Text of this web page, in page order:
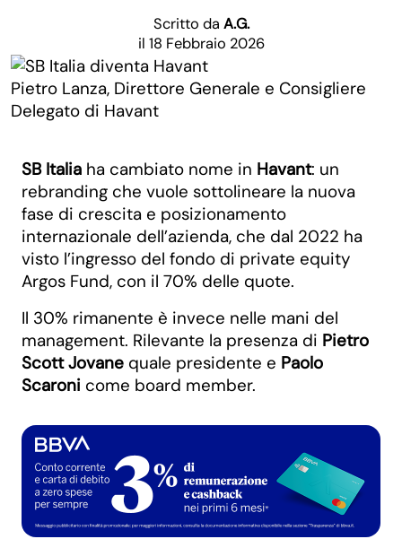
Scritto da A.G.
il 18 Febbraio 2026
Pietro Lanza, Direttore Generale e Consigliere
Delegato di Havant
SB Italia ha cambiato nome in Havant: un
rebranding che vuole sottolineare la nuova
fase di crescita e posizionamento
internazionale dell’azienda, che dal 2022 ha
visto l’ingresso del fondo di private equity
Argos Fund, con il 70% delle quote.
Il 30% rimanente è invece nelle mani del
management. Rilevante la presenza di Pietro
Scott Jovane quale presidente e Paolo
Scaroni come board member.